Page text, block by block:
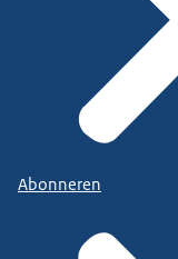
Abonneren